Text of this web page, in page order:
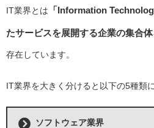
IT業界とは 「Information
たサービスを展開する企業の集合体
存在しています。
IT業界を大きく分けると以下の5種類
ソフトウェア業界